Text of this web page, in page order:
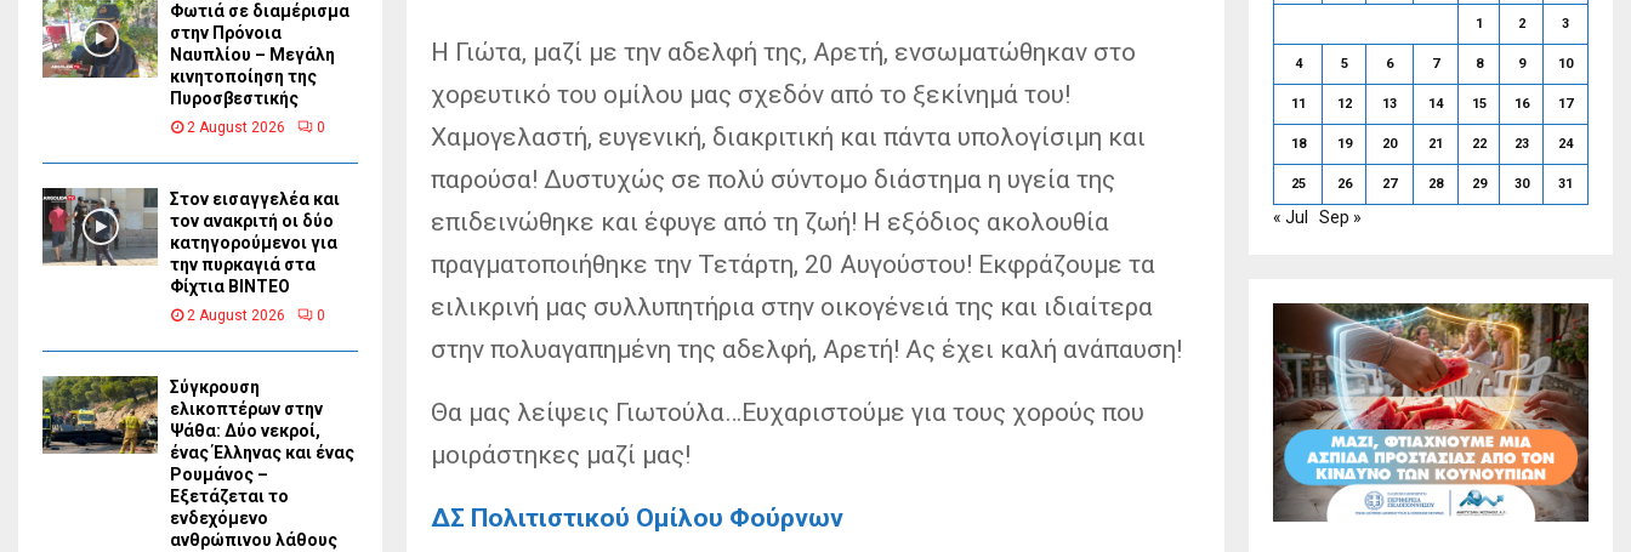
Η Γιώτα, μαζί με την αδελφή της, Αρετή, ενσωματώθηκαν στο
χορευτικό του ομίλου μας σχεδόν από το ξεκίνημά του!
Χαμογελαστή, ευγενική, διακριτική και πάντα υπολογίσιμη και
παρούσα! Δυστυχώς σε πολύ σύντομο διάστημα η υγεία της
επιδεινώθηκε και έφυγε από τη ζωή! Η εξόδιος ακολουθία
πραγματοποιήθηκε την Τετάρτη, 20 Αυγούστου! Εκφράζουμε τα
ειλικρινή μας συλλυπητήρια στην οικογένειά της και ιδιαίτερα
στην πολυαγαπημένη της αδελφή, Αρετή! Ας έχει καλή ανάπαυση!
Θα μας λείψεις Γιωτούλα…Ευχαριστούμε για τους χορούς που
μοιράστηκες μαζί μας!
ΔΣ Πολιτιστικού Ομίλου Φούρνων
Φωτιά σε διαμέρισμα
στην Πρόνοια
Ναυπλίου – Μεγάλη
κινητοποίηση της
Πυροσβεστικής
2 August 2026 0
Στον εισαγγελέα και
τον ανακριτή οι δύο
κατηγορούμενοι για
την πυρκαγιά στα
Φίχτια ΒΙΝΤΕΟ
2 August 2026 0
Σύγκρουση
ελικοπτέρων στην
Ψάθα: Δύο νεκροί,
ένας Έλληνας και ένας
Ρουμάνος –
Εξετάζεται το
ενδεχόμενο
ανθρώπινου λάθους
1 2 3
4 5 6 7 8 9 10
11 12 13 14 15 16 17
18 19 20 21 22 23 24
25 26 27 28 29 30 31
« Jul Sep »